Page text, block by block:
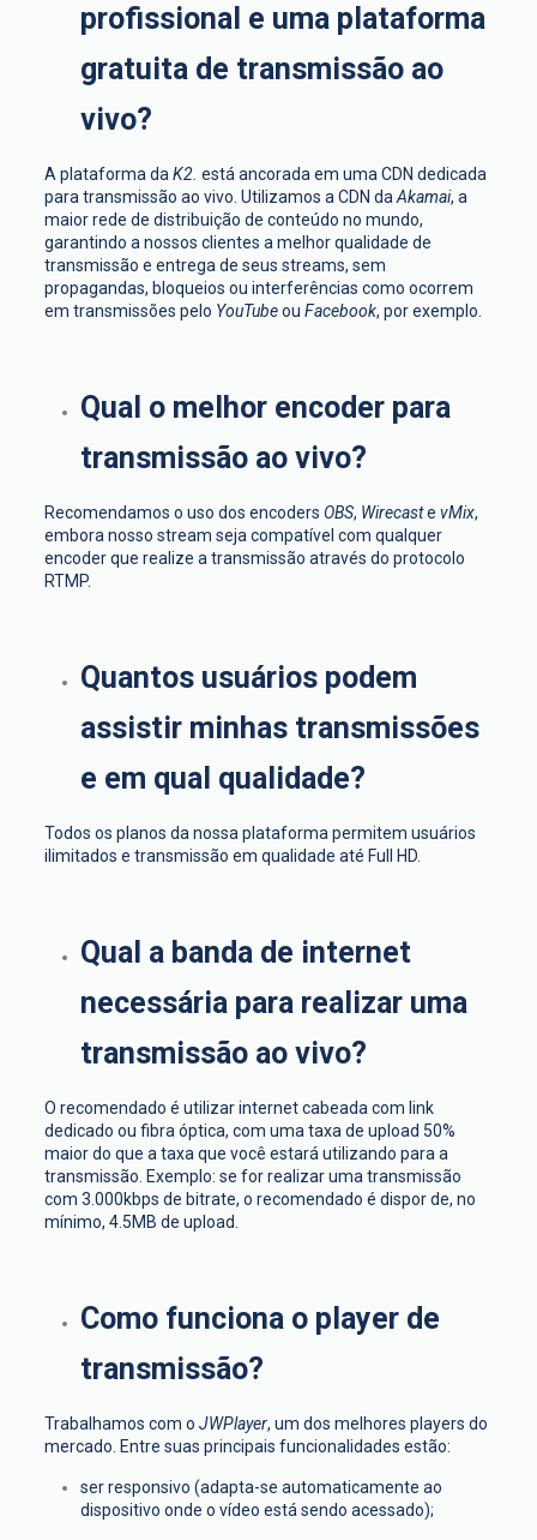
profissional e uma plataforma
gratuita de transmissão ao
vivo?
A plataforma da K2. está ancorada em uma CDN dedicada
para transmissão ao vivo. Utilizamos a CDN da Akamai, a
maior rede de distribuição de conteúdo no mundo,
garantindo a nossos clientes a melhor qualidade de
transmissão e entrega de seus streams, sem
propagandas, bloqueios ou interferências como ocorrem
em transmissões pelo YouTubeou Facebook, por exemplo.
Qual o melhor encoder para
transmissão ao vivo?
Recomendamos o uso dos encoders OBS, Wirecaste vMix,
embora nosso stream seja compatível com qualquer
encoder que realize a transmissão através do protocolo
RTMP.
Quantos usuários podem
assistir minhas transmissões
e em qual qualidade?
Todos os planos da nossa plataforma permitem usuários
ilimitados e transmissão em qualidade até Full HD.
Qual a banda de internet
necessária para realizar uma
transmissão ao vivo?
O recomendado é utilizar internet cabeada com link
dedicado ou fibra óptica, com uma taxa de upload 50%
maior do que a taxa que você estará utilizando para a
transmissão. Exemplo: se for realizar uma transmissão
com 3.000kbps de bitrate, o recomendado é dispor de, no
mínimo, 4.5MB de upload.
Como funciona o player de
transmissão?
Trabalhamos com o JWPlayer, um dos melhores players do
mercado. Entre suas principais funcionalidades estão:
ser responsivo (adapta-se automaticamente ao
dispositivo onde o vídeo está sendo acessado);